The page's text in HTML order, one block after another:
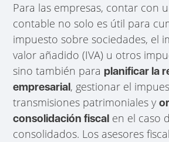
Para las empresas, contar con
contable no solo es útil para
impuesto sobre sociedades, el
valor añadido (IVA) u otros
sino también paraplanificar la
empresarial, gestionar el
transmisiones patrimoniales y
consolidación fiscal en el caso
consolidados. Los asesores